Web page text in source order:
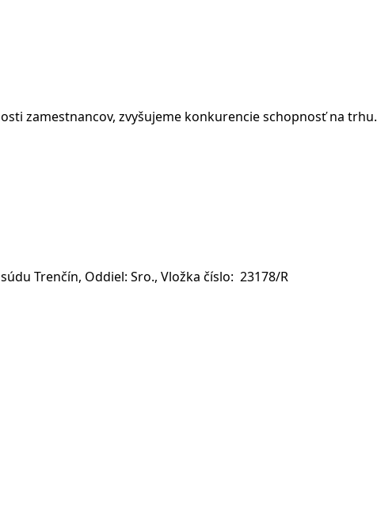
zamestnancov, zvyšujeme konkurencie schopnosť na trhu.
Trenčín, Oddiel: Sro., Vložka číslo: 23178/R